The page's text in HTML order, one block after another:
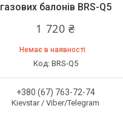
газових балонів BRS-Q5
1 720 ₴
Немає в наявності
BRS-Q5
+380 (67) 763-72-74
Kievstar / Viber/Telegram